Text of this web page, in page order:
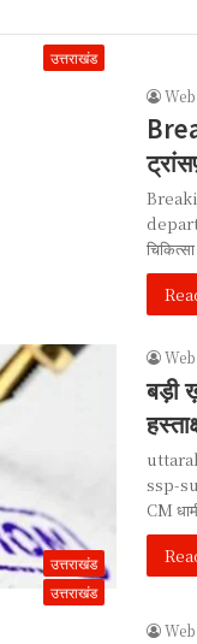
उत्तराखंड
उत्तराखंड
बड़ी
ssp-
CM
उत्तराखंड